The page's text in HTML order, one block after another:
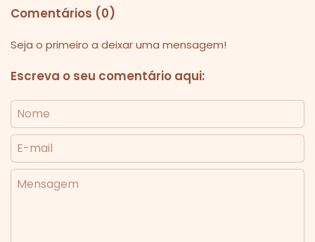
Comentários (0)
Seja o primeiro a deixar uma mensagem!
Escreva o seu comentário aqui:
Nome
E-mail
Mensagem